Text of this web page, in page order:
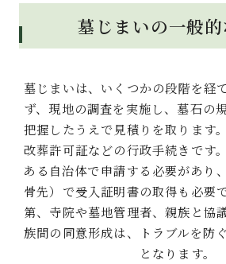
墓じまいの一般
墓じまいは、いくつかの段階を経
ず、現地の調査を実施し、墓石の
把握したうえで見積りを取ります
改葬許可証などの行政手続きです
ある自治体で申請する必要があり
骨先）で受入証明書の取得も必要
第、寺院や墓地管理者、親族と協
族間の同意形成は、トラブルを防
となります。